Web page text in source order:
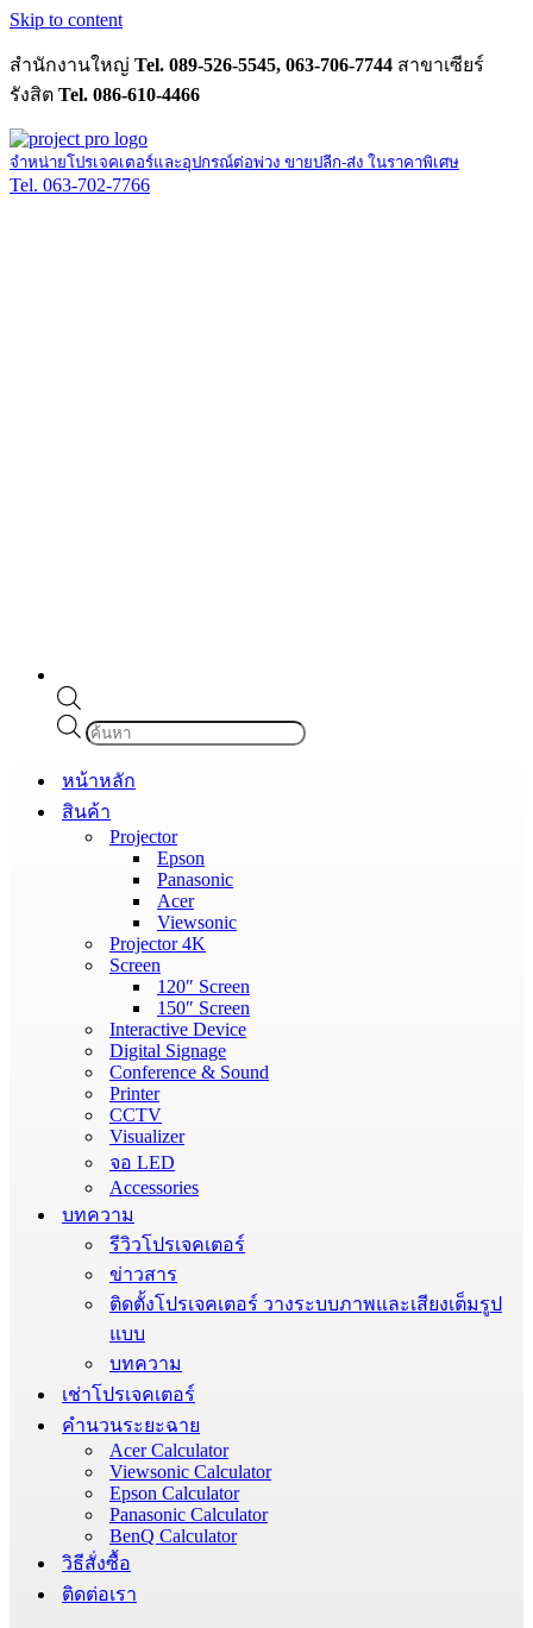
Skip to content
สำนักงานใหญ่ Tel. 089-526-5545, 063-706-7744 สาขาเซียร์
รังสิต Tel. 086-610-4466
จำหน่ายโปรเจคเตอร์และอุปกรณ์ต่อพ่วง ขายปลีก-ส่ง ในราคาพิเศษ
Tel. 063-702-7766
Products
search
หน้าหลัก
สินค้า
Projector
Epson
Panasonic
Acer
Viewsonic
Projector 4K
Screen
120″ Screen
150″ Screen
Interactive Device
Digital Signage
Conference & Sound
Printer
CCTV
Visualizer
จอ LED
Accessories
บทความ
รีวิวโปรเจคเตอร์
ข่าวสาร
ติดตั้งโปรเจคเตอร์ วางระบบภาพและเสียงเต็มรูป
แบบ
บทความ
เช่าโปรเจคเตอร์
คำนวนระยะฉาย
Acer Calculator
Viewsonic Calculator
Epson Calculator
Panasonic Calculator
BenQ Calculator
วิธีสั่งซื้อ
ติดต่อเรา